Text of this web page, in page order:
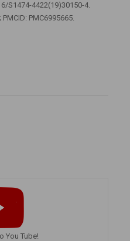
S1474-4422(19)30150-4.
PMC6995665.
You Tube!